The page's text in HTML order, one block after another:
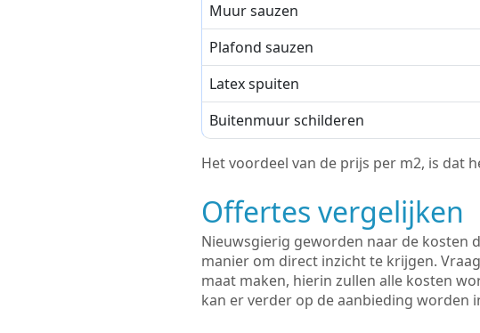
Muur sauzen
Plafond sauzen
Latex spuiten
Buitenmuur schilderen
Het voordeel van de prijs per m2, is dat
Offertes vergelijken
Nieuwsgierig geworden naar de kosten
manier om direct inzicht te krijgen.
maat maken, hierin zullen alle kosten
kan er verder op de aanbieding worden